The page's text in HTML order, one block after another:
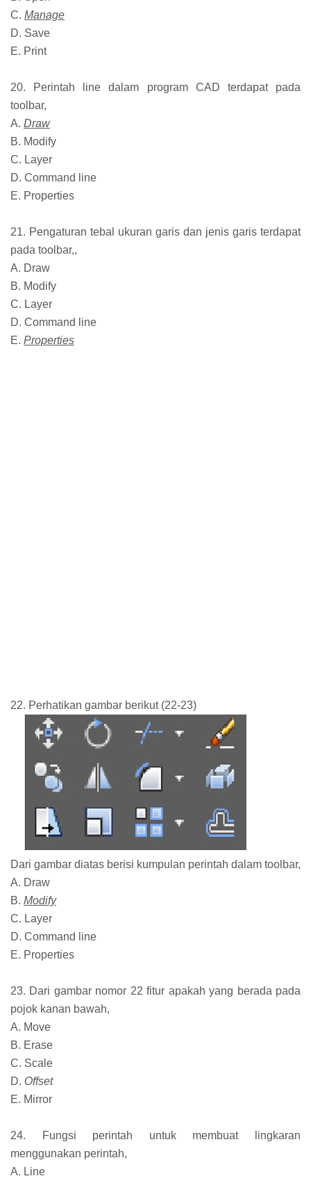
C. Manage
D. Save
E. Print
20. Perintah line dalam program CAD terdapat pada
toolbar,
A. Draw
B. Modify
C. Layer
D. Command line
E. Properties
21. Pengaturan tebal ukuran garis dan jenis garis terdapat
pada toolbar,,
A. Draw
B. Modify
C. Layer
D. Command line
E. Properties
22. Perhatikan gambar berikut (22-23)
Dari gambar diatas berisi kumpulan perintah dalam toolbar,
A. Draw
B. Modify
C. Layer
D. Command line
E. Properties
23. Dari gambar nomor 22 fitur apakah yang berada pada
pojok kanan bawah,
A. Move
B. Erase
C. Scale
D. Offset
E. Mirror
24. Fungsi perintah untuk membuat lingkaran
menggunakan perintah,
A. Line